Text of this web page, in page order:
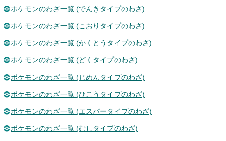
ポケモンのわざ一覧 (でんきタイプのわざ)
ポケモンのわざ一覧 (こおりタイプのわざ)
ポケモンのわざ一覧 (かくとうタイプのわざ)
ポケモンのわざ一覧 (どくタイプのわざ)
ポケモンのわざ一覧 (じめんタイプのわざ)
ポケモンのわざ一覧 (ひこうタイプのわざ)
ポケモンのわざ一覧 (エスパータイプのわざ)
ポケモンのわざ一覧 (むしタイプのわざ)